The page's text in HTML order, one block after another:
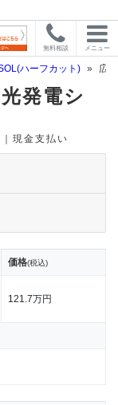
無料相談 メニュー
ハーフカット) » 広
発電シ
現金支払い
価格(税込)
121.7万円